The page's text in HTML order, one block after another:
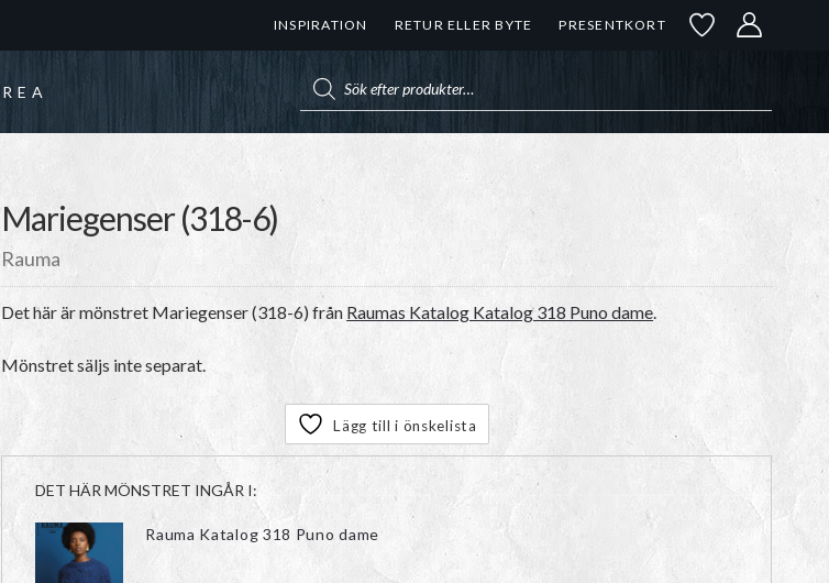
INSPIRATION RETUR ELLER BYTE PRESENTKORT
REA
Mariegenser (318-6)
Rauma
Det här är mönstret Mariegenser (318-6) från Raumas Katalog Katalog 318 Puno dame.
Mönstret säljs inte separat.
Lägg till i önskelista
DET HÄR MÖNSTRET INGÅR I:
Rauma Katalog 318 Puno dame